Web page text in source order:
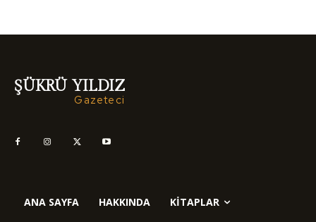
ŞÜKRÜ YILDIZ
Gazeteci
ANA SAYFA HAKKINDA KITAPLAR